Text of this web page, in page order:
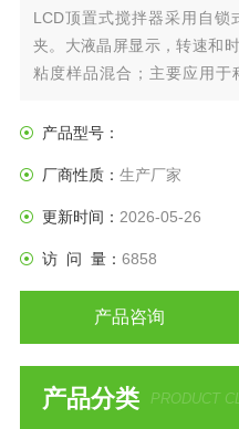
LCD顶置式搅拌器采用自锁
夹。大液晶屏显示，转速和
粘度样品混合；主要应用
产品型号：
厂商性质： 生产厂家
更新时间： 2026-05-26
访 问 量： 6858
产品咨询
产品分类 PRODUCT